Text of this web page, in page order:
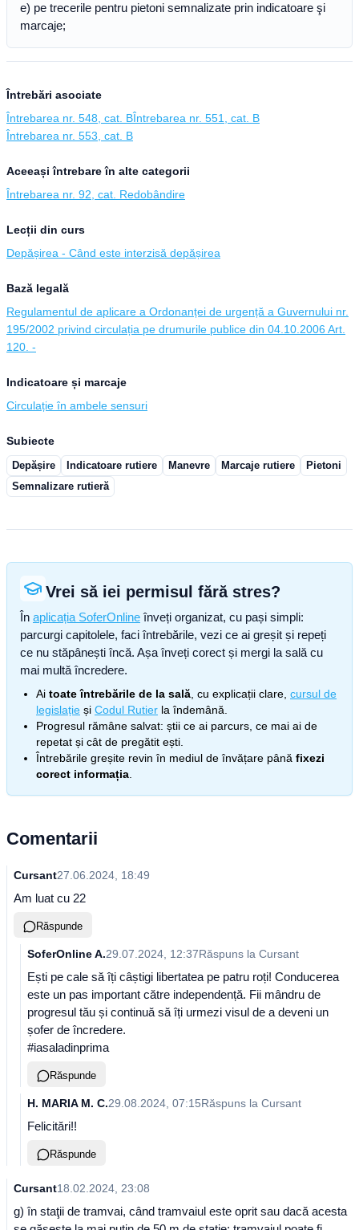
e) pe trecerile pentru pietoni semnalizate prin indicatoare şi
marcaje;
Întrebări asociate
Întrebarea nr. 548, cat. BÎntrebarea nr. 551, cat. B
Întrebarea nr. 553, cat. B
Aceeași întrebare în alte categorii
Întrebarea nr. 92, cat. Redobândire
Lecții din curs
Depășirea - Când este interzisă depășirea
Bază legală
Regulamentul de aplicare a Ordonanței de urgență a Guvernului nr.
195/2002 privind circulația pe drumurile publice din 04.10.2006 Art.
120. -
Indicatoare și marcaje
Circulație în ambele sensuri
Subiecte
Depășire Indicatoare rutiere Manevre Marcaje rutiere
Pietoni
Semnalizare rutieră
Vrei să iei permisul fără stres?
În aplicația SoferOnline înveți organizat, cu pași simpli:
parcurgi capitolele, faci întrebările, vezi ce ai greșit și repeți
ce nu stăpânești încă. Așa înveți corect și mergi la sală cu
mai multă încredere.
Ai toate întrebările de la sală , cu explicații clare, cursul de
legislație și Codul Rutier la îndemână.
Progresul rămâne salvat: știi ce ai parcurs, ce mai ai de
repetat și cât de pregătit ești.
Întrebările greșite revin în mediul de învățare până fixezi
corect informația
Comentarii
Cursant27.06.2024, 18:49
Am luat cu 22
Răspunde
SoferOnline A.29.07.2024, 12:37Răspuns la Cursant
Ești pe cale să îți câștigi libertatea pe patru roți! Conducerea
este un pas important către independență. Fii mândru de
progresul tău și continuă să îți urmezi visul de a deveni un
șofer de încredere.
#iasaladinprima
Răspunde
H. MARIA M. C.29.08.2024, 07:15Răspuns la Cursant
Felicitări!!
Răspunde
Cursant18.02.2024, 23:08
g) în staţii de tramvai, când tramvaiul este oprit sau dacă acesta